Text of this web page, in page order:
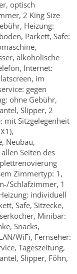
optisch
2 King Size
Heizung:
Parkett, Safe:
alkoholische
Internet:
im
gegen
ohne Gebühr,
Slipper, 2
mit Sitzgelegenheit
Neubau,
Seiten des
Zimmertyp: 1,
Schlafzimmer, 1
individuell
Safe, Sitzecke,
Minibar:
Snacks,
WiFi, Fernseher:
Tageszeitung,
Slipper, Föhn,